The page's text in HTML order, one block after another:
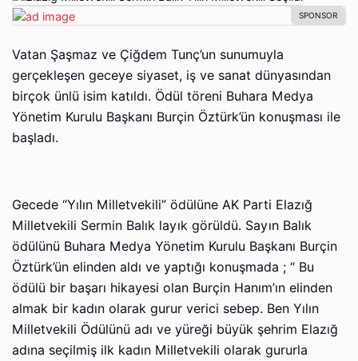
Vatan Şaşmaz ve Çiğdem Tunç’un sunumuyla
gerçekleşen geceye siyaset, iş ve sanat dünyasından
birçok ünlü isim katıldı. Ödül töreni Buhara Medya
Yönetim Kurulu Başkanı Burçin Öztürk’ün konuşması ile
başladı.
Gecede “Yılın Milletvekili” ödülüne AK Parti Elazığ
Milletvekili Sermin Balık layık görüldü. Sayın Balık
ödülünü Buhara Medya Yönetim Kurulu Başkanı Burçin
Öztürk’ün elinden aldı ve yaptığı konuşmada ; “ Bu
ödülü bir başarı hikayesi olan Burçin Hanım’ın elinden
almak bir kadın olarak gurur verici sebep. Ben Yılın
Milletvekili Ödülünü adı ve yüreği büyük şehrim Elazığ
adına seçilmiş ilk kadın Milletvekili olarak gururla